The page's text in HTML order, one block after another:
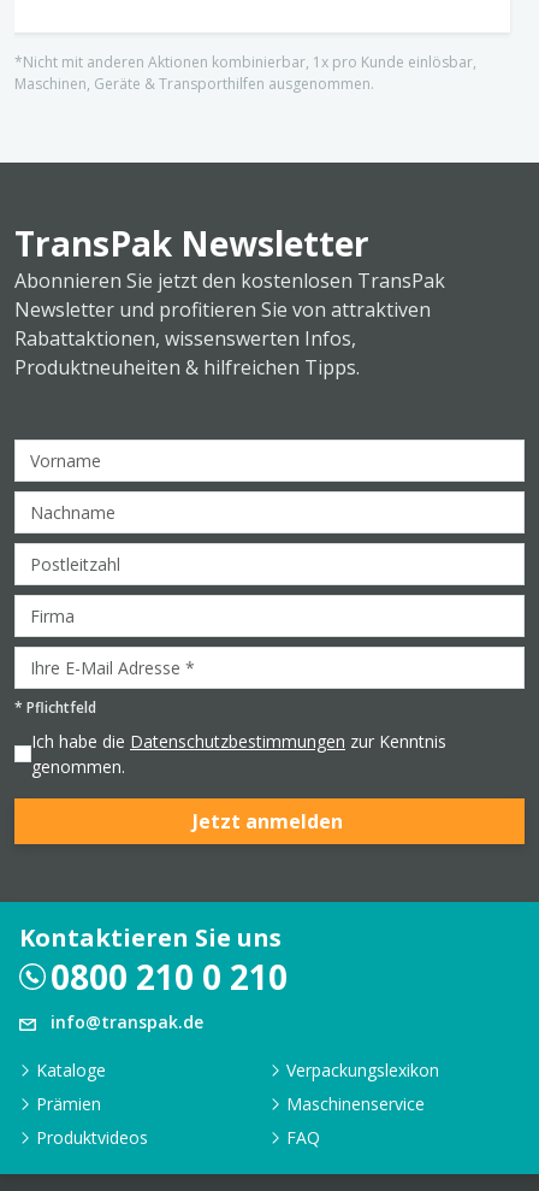
*Nicht mit anderen Aktionen kombinierbar, 1x pro Kunde einlösbar,
Maschinen, Geräte & Transporthilfen ausgenommen.
TransPak Newsletter
Abonnieren Sie jetzt den kostenlosen TransPak
Newsletter und profitieren Sie von attraktiven
Rabattaktionen, wissenswerten Infos,
Produktneuheiten & hilfreichen Tipps.
* Pflichtfeld
Ich habe die Datenschutzbestimmungen zur Kenntnis
genommen.
Jetzt anmelden
Kontaktieren Sie uns
0800 210 0 210
info@transpak.de
Kataloge
Verpackungslexikon
Prämien
Maschinenservice
Produktvideos
FAQ